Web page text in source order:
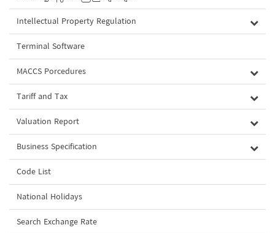
Intellectual Property Regulation
Terminal Software
MACCS Porcedures
Tariff and Tax
Valuation Report
Business Specification
Code List
National Holidays
Search Exchange Rate